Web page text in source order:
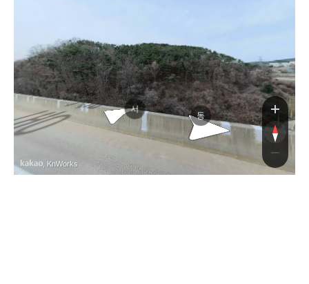
지저
서
동
, KnWorks